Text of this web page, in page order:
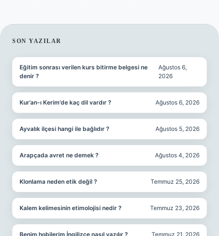
SIDEBAR
SON YAZILAR
Eğitim sonrası verilen kurs bitirme belgesi ne
denir ?
Ağustos 6,
2026
Kur’an-ı Kerim’de kaç dil vardır ? Ağustos 6, 2026
Ayvalık ilçesi hangi ile bağlıdır ? Ağustos 5, 2026
Arapçada avret ne demek ? Ağustos 4, 2026
Klonlama neden etik değil ? Temmuz 25, 2026
Kalem kelimesinin etimolojisi nedir ? Temmuz 23, 2026
Benim hobilerim İngilizce nasıl yazılır ? Temmuz 21, 2026